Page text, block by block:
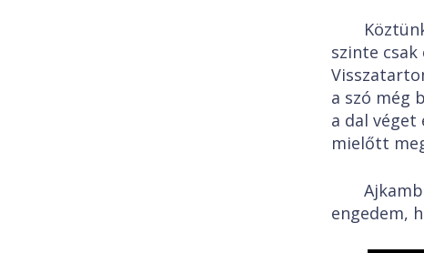
szinte csak
a szó még
a dal véget
mielőtt
engedem,